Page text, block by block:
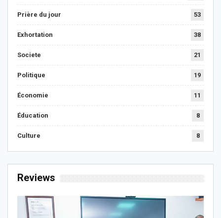
Prière du jour 53
Exhortation 38
Societe 21
Politique 19
Économie 11
Éducation 8
Culture 8
Reviews